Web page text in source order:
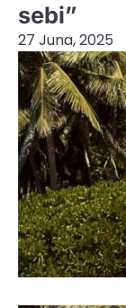
sebi”
27 Juna, 2025